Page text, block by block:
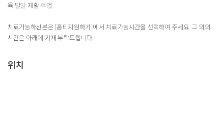
육 발달 재활 수업
치료가능하신분은 [홈티지원하기]에서 치료가능시간을 선택하여 주세요. 그 외의
시간은 아래에 기재 부탁드립니다.
위치